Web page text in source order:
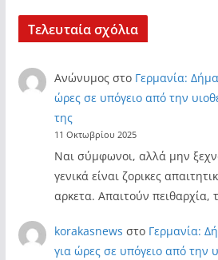
Τελευταία σχόλια
Ανώνυμος στο Γερμανία:
ώρες σε υπόγειο από την
της
11 Οκτωβρίου 2025
Ναι σύμφωνοι, αλλά μην
γενικά είναι ζορικες
αρκετα. Απαιτούν πειθαρχία,
korakasnews στο Γερμανία:
για ώρες σε υπόγειο από την